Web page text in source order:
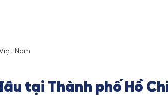
Nam
tại Thành phố Hồ